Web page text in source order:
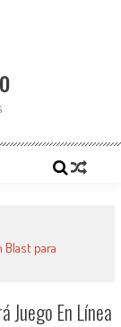
Blast para
Juego En Línea